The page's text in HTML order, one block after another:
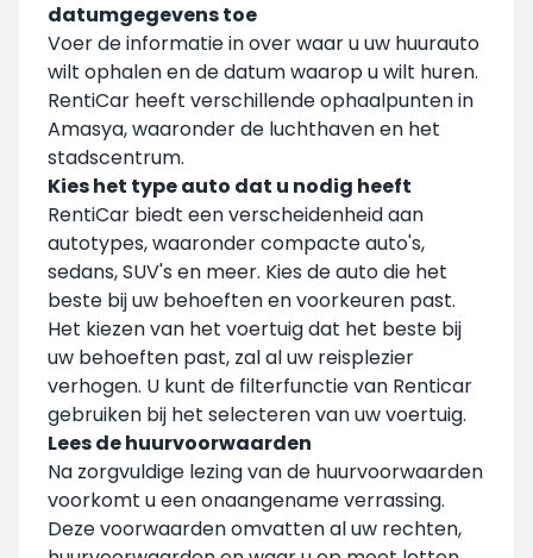
datumgegevens toe
Voer de informatie in over waar u uw huurauto
wilt ophalen en de datum waarop u wilt huren.
RentiCar heeft verschillende ophaalpunten in
Amasya, waaronder de luchthaven en het
stadscentrum.
Kies het type auto dat u nodig heeft
RentiCar biedt een verscheidenheid aan
autotypes, waaronder compacte auto's,
sedans, SUV's en meer. Kies de auto die het
beste bij uw behoeften en voorkeuren past.
Het kiezen van het voertuig dat het beste bij
uw behoeften past, zal al uw reisplezier
verhogen. U kunt de filterfunctie van Renticar
gebruiken bij het selecteren van uw voertuig.
Lees de huurvoorwaarden
Na zorgvuldige lezing van de huurvoorwaarden
voorkomt u een onaangename verrassing.
Deze voorwaarden omvatten al uw rechten,